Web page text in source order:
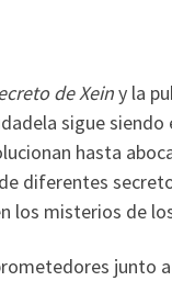
de Xeiny la
sigue siendo
hasta
diferentes
los misterios de
junto